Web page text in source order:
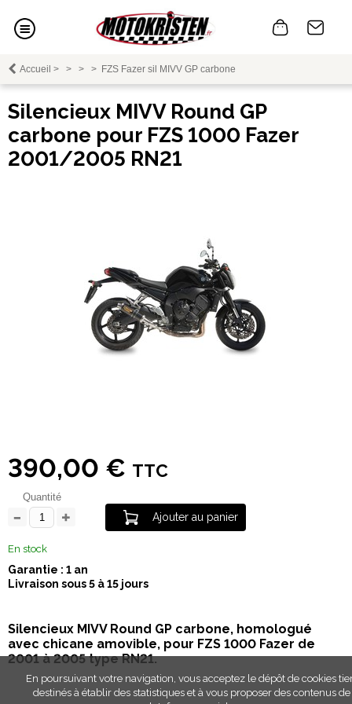
Accueil > > > > FZS Fazer sil MIVV GP carbone
Silencieux MIVV Round GP
carbone pour FZS 1000 Fazer
2001/2005 RN21
390,00 € TTC
Quantité
Ajouter au panier
En stock
Garantie : 1 an
Livraison sous 5 à 15 jours
Silencieux MIVV Round GP carbone, homologué
avec chicane amovible, pour FZS 1000 Fazer de
2001 à 2005 type RN21.
En poursuivant votre navigation, vous acceptez le dépôt de cookies
destinés à établir des statistiques et à vous proposer des contenus de